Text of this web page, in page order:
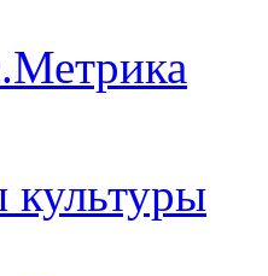
культуры